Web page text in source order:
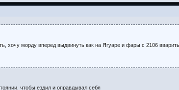
хочу морду вперед выдвинуть как на Ягуаре и фары с 2106
чтобы ездил и оправдывал себя